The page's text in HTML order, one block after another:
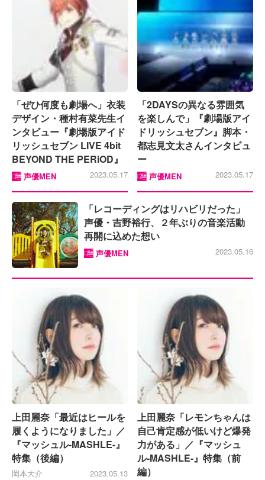
「ぜひ何度も劇場へ」衣装
デザイン・種村有菜先生イ
ンタビュー『劇場版アイド
リッシュセブン LIVE 4bit
BEYOND THE PERiOD』
声優MEN 2023.05.17
「2DAYSの異なる雰囲気
を楽しんで」『劇場版アイ
ドリッシュセブン』脚本・
都志見文太さんインタビュ
ー
声優MEN 2023.05.17
「レコーディングはリハビリだった」
声優・吉野裕行、２年ぶりの音楽活動
再開に込めた想い
声優MEN 2023.05.16
上田麗奈「最近はヒールを
履くようになりました」／
『マッシュル-MASHLE-』
特集（後編）
岡本大介
2023.05.13
上田麗奈「レモンちゃんは
自己肯定感が低いけど爆発
力がある」／『マッシュ
ル-MASHLE-』特集（前
編）